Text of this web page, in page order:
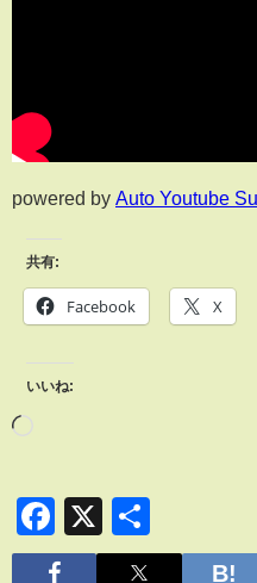
powered by Auto Youtube
共有:
Facebook X
いいね:
Facebook
X
有